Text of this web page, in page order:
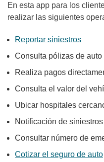
En esta app para los
realizar las siguientes
Reportar siniestros
Consulta pólizas de auto
Realiza pagos
Consulta el valor del
Ubicar hospitales
Notificación de
Consultar número de
Cotizar el seguro de auto